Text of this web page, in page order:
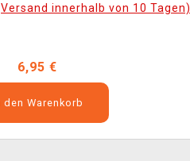
innerhalb von 10 Tagen)
6,95 €
den Warenkorb